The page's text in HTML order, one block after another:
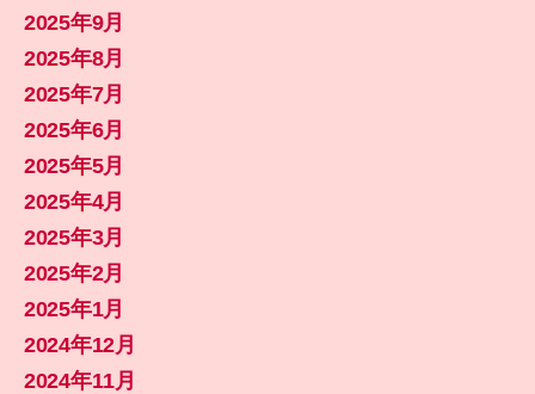
2025年9月
2025年8月
2025年7月
2025年6月
2025年5月
2025年4月
2025年3月
2025年2月
2025年1月
2024年12月
2024年11月